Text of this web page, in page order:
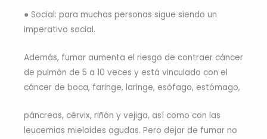
● Social: para muchas personas sigue siendo un
imperativo social.
Además, fumar aumenta el riesgo de contraer cáncer
de pulmón de 5 a 10 veces y está vinculado con el
cáncer de boca, faringe, laringe, esófago, estómago,
páncreas, cérvix, riñón y vejiga, así como con las
leucemias mieloides agudas. Pero dejar de fumar no